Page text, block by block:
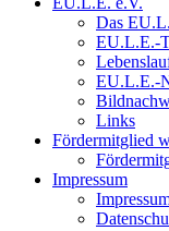
Das
EU.L.E.-
EU.L.E.-
Links
Fördermitglied
Impressum